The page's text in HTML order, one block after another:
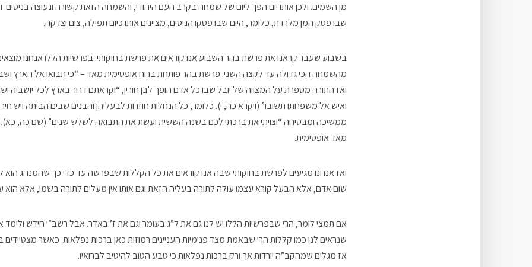
מן השמים. ולכן אותו יום הפך ליום של שמחה בקרב העם היהודי, והשמחה הזאת קשורה ונעוצה בניסים.
שבו פסק המן מלרדת, כלומר, היום שבו פסקו הניסים, מציינים אותו כיום תפילה, צום וצדקה.
בשבוע שעבר קראנו את פרשת בהר השבוע אנו קוראים את פרשת בחוקותי. בפרשיות הללו אנחנו
מהשמחה הכי גדולה עד לקצה השני. פרשת בהר פותחת ברוח אופטימית מאד – “כי תבואו אל הארץ
ואז התורה מספרת על המצווה של יובל שבו כל אדם הופך לבן חורין, “וקראתם דרור בארץ לכל יושביה
ואיש אל משפחתו תשובו” (ויקרא כה, י). כלומר, כל הנחלות חוזרות לבעליהן והבנים שבים הביתה ויש
ממשיכה ומבטיחה “וצויתי את ברכתי לכם בשנה הששית ועשת את התבואה לשלש שנים” (שם כה, כא).
מאד אופטימית.
ואז אנחנו מגיעים לפרשת בחוקותי שבה אנו קוראים את כל הקללות שבפרשה עד כדי כך שהמנהג
שום אדם, אלא הבעל קורא עצמו עולה לתורה בעליה הזאת וגם אותו אין מעלים לתורה בשמו, אלא הוא
אם תמצי לומר, הרי שבפרשיות הללו יש לנו גם את ל”ג בעומר וגם את ז’ באדר. אבל רשב”י חידש ולימד
שנראים לנו כמו קללות הרי שבאמת מצד פנימיות העניינים רמוזות כאן ברכות נפלאות. כאשר מצטיידים
אז מגלים שמהקב”ה יורדות אך ורק ברכות נפלאות כי טבע הטוב להיטיב לברואיו.